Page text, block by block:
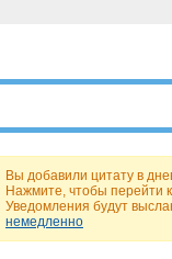
Вы добавили цитату в
Нажмите, чтобы перейти
Уведомления будут
немедленно